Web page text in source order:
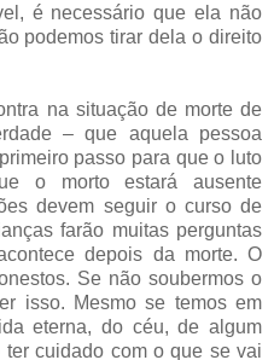
é necessário que ela não
podemos tirar dela o direito
na situação de morte de
– que aquela pessoa
passo para que o luto
o morto estará ausente
devem seguir o curso de
farão muitas perguntas
depois da morte. O
Se não soubermos o
isso. Mesmo se temos em
eterna, do céu, de algum
ter cuidado com o que se vai